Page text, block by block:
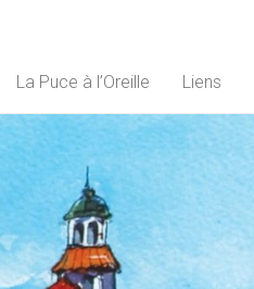
La Puce à l’Oreille Liens